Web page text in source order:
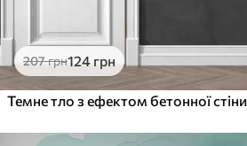
207грн124 грн
Темне тло з ефектом бетонної стіни